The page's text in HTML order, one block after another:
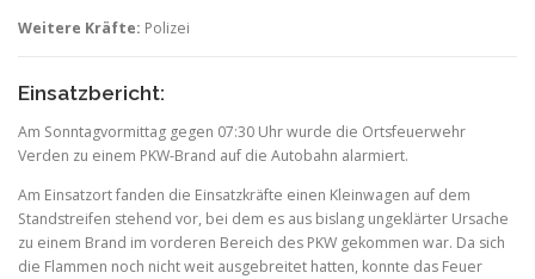
Weitere Kräfte: Polizei
Einsatzbericht:
Am Sonntagvormittag gegen 07:30 Uhr wurde die Ortsfeuerwehr
Verden zu einem PKW-Brand auf die Autobahn alarmiert.
Am Einsatzort fanden die Einsatzkräfte einen Kleinwagen auf dem
Standstreifen stehend vor, bei dem es aus bislang ungeklärter Ursache
zu einem Brand im vorderen Bereich des PKW gekommen war. Da sich
die Flammen noch nicht weit ausgebreitet hatten, konnte das Feuer